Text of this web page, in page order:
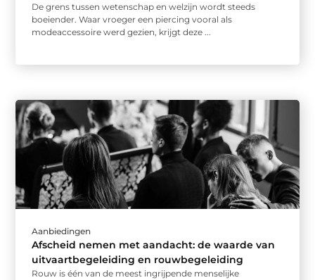
De grens tussen wetenschap en welzijn wordt steeds
boeiender. Waar vroeger een piercing vooral als
modeaccessoire werd gezien, krijgt deze ...
Aanbiedingen
Afscheid nemen met aandacht: de waarde van
uitvaartbegeleiding en rouwbegeleiding
Rouw is één van de meest ingrijpende menselijke